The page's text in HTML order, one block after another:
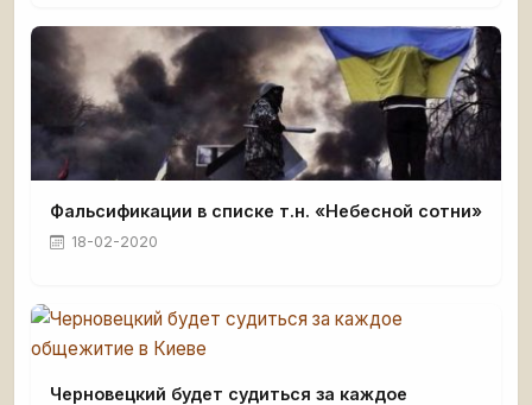
Фальсификации в списке т.н. «Небесной сотни»
18-02-2020
Черновецкий будет судиться за каждое